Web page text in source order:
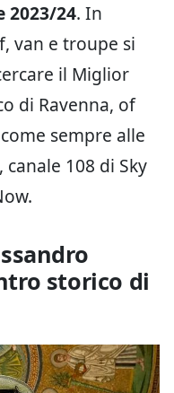
2023/24. In
van e troupe si
il Miglior
di Ravenna, of
sempre alle
canale 108 di Sky
storico di